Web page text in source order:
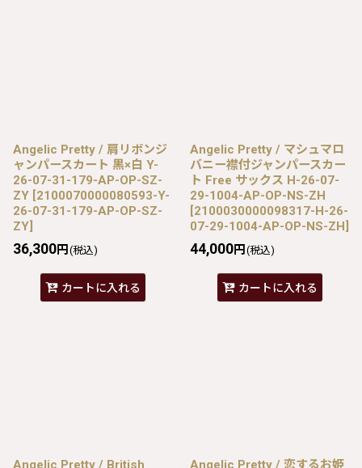
Angelic Pretty / 肩リボンジ
ャンパースカート 黒×白 Y-
26-07-31-179-AP-OP-SZ-
ZY [2100070000080593-Y-
26-07-31-179-AP-OP-SZ-
ZY]
36,300円 (税込)
カートに入れる
Angelic Pretty / マシュマロ
バニー襟付ジャンパースカー
ト Free サックス H-26-07-
29-1004-AP-OP-NS-ZH
[2100030000098317-H-26-
07-29-1004-AP-OP-NS-ZH]
44,000円 (税込)
カートに入れる
Angelic Pretty / British Angelic Pretty / 恋するお姫